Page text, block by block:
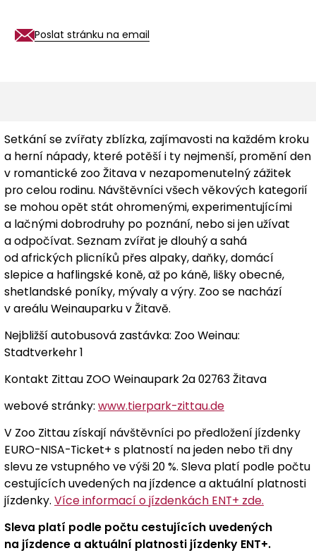
Poslat stránku na email
Setkání se zvířaty zblízka, zajímavosti na každém kroku
a herní nápady, které potěší i ty nejmenší, promění den
v romantické zoo Žitava v nezapomenutelný zážitek
pro celou rodinu. Návštěvníci všech věkových kategorií
se mohou opět stát ohromenými, experimentujícími
a lačnými dobrodruhy po poznání, nebo si jen užívat
a odpočívat. Seznam zvířat je dlouhý a sahá
od afrických plicníků přes alpaky, daňky, domácí
slepice a haflingské koně, až po káně, lišky obecné,
shetlandské poníky, mývaly a výry. Zoo se nachází
v areálu Weinauparku v Žitavě.
Nejbližší autobusová zastávka: Zoo Weinau:
Stadtverkehr 1
Kontakt Zittau ZOO Weinaupark 2a 02763 Žitava
webové stránky: www.tierpark-zittau.de
V Zoo Zittau získají návštěvníci po předložení jízdenky
EURO-NISA-Ticket+ s platností na jeden nebo tři dny
slevu ze vstupného ve výši 20 %. Sleva platí podle počtu
cestujících uvedených na jízdence a aktuální platnosti
jízdenky. Více informací o jízdenkách ENT+ zde.
Sleva platí podle počtu cestujících uvedených
na jízdence a aktuální platnosti jízdenky ENT+.